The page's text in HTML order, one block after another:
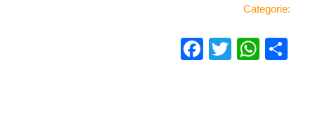
Categorie:
Facebook
Twitter